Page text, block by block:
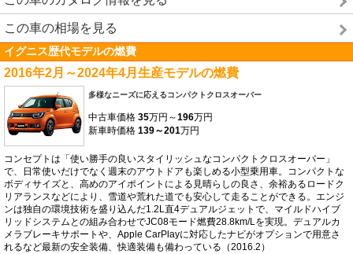
この車の相場を見る
イグニス歴代モデルの燃費
2016年2月～2024年4月生産モデルの燃費
多様なニーズに応えるコンパクトクロスオーバー
中古車価格 35万円～196万円
新車時価格 139～201万円
コンセプトは「使い勝手の良いスタイリッシュなコンパクトクロスオーバー」
で、日常使いだけでなく週末のアウトドアも楽しめる小型乗用車。コンパクトな
ボディサイズと、高めのアイポイントによる見晴らしの良さ、余裕あるロードク
リアランスなどにより、雪道や荒れた道でも安心して走ることができる。エンジ
ンは独自の環境技術を盛り込んだ1.2L直4デュアルジェットで、マイルドハイブ
リッドシステムとの組み合わせでJC08モード燃費28.8km/Lを実現。デュアルカ
メラブレーキサポートや、Apple CarPlayに対応したナビがオプションで用意さ
れるなど最新の安全装備、快適装備も備わっている（2016.2）